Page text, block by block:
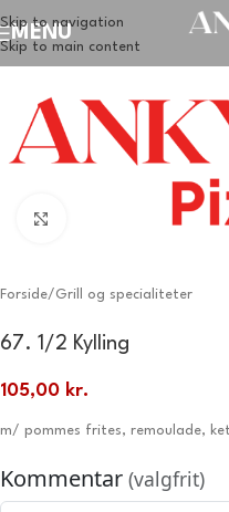
Skip to navigation
Skip to main content
MENU
Forside/ Grill og specialiteter
67. 1/2 Kylling
105,00 kr.
m/ pommes frites, remoulade,